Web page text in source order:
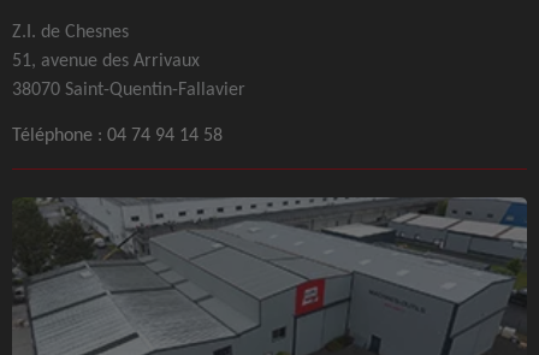
Z.I. de Chesnes
51, avenue des Arrivaux
38070 Saint-Quentin-Fallavier
Téléphone : 04 74 94 14 58